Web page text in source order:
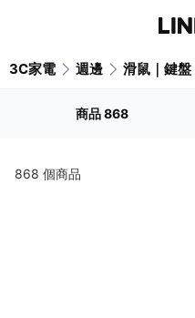
3C家電 週邊 滑鼠｜鍵盤
商品868
868 個商品